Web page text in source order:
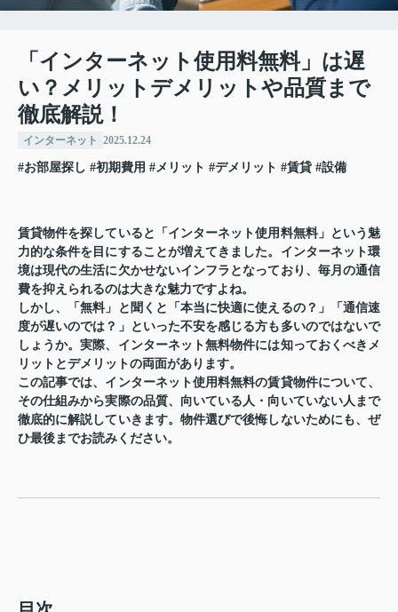
「インターネット使用料無料」は遅
い？メリットデメリットや品質まで
徹底解説！
インターネット 2025.12.24
#お部屋探し #初期費用 #メリット #デメリット #賃貸 #設備
賃貸物件を探していると「インターネット使用料無料」という魅
力的な条件を目にすることが増えてきました。インターネット環
境は現代の生活に欠かせないインフラとなっており、毎月の通信
費を抑えられるのは大きな魅力ですよね。
しかし、「無料」と聞くと「本当に快適に使えるの？」「通信速
度が遅いのでは？」といった不安を感じる方も多いのではないで
しょうか。実際、インターネット無料物件には知っておくべきメ
リットとデメリットの両面があります。
この記事では、インターネット使用料無料の賃貸物件について、
その仕組みから実際の品質、向いている人・向いていない人まで
徹底的に解説していきます。物件選びで後悔しないためにも、ぜ
ひ最後までお読みください。